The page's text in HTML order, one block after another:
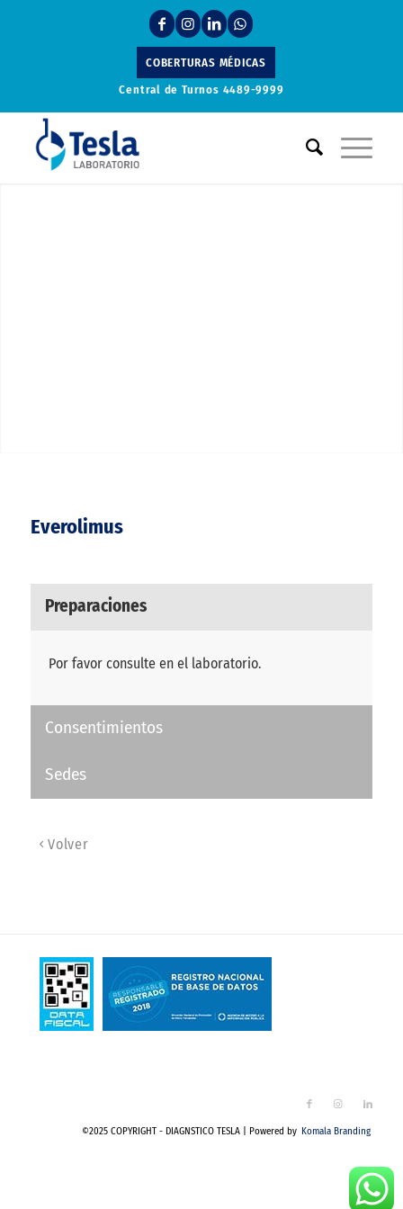
COBERTURAS MÉDICAS
Central de Turnos 4489-9999
Everolimus
Preparaciones
Por favor consulte en el laboratorio.
Consentimientos
Sedes
Volver
©2025 COPYRIGHT - DIAGNSTICO TESLA | Powered by Komala Branding